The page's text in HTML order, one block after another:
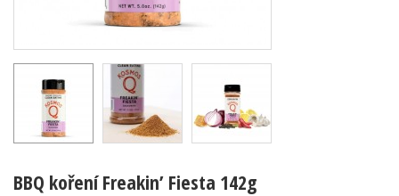
BBQ koření Freakin’ Fiesta 142g